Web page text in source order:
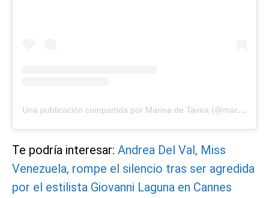
Una publicación compartida por Marina de Tavira (@mardetavira)
Te podría interesar: Andrea Del Val, Miss
Venezuela, rompe el silencio tras ser agredida
por el estilista Giovanni Laguna en Cannes